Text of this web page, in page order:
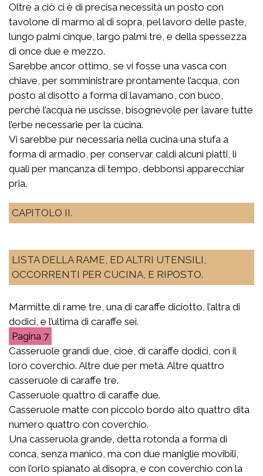
Oltre a ciò ci è di precisa necessità un posto con
tavolone di marmo al di sopra, pel lavoro delle paste,
lungo palmi cinque, largo palmi tre, e della spessezza
di once due e mezzo.
Sarebbe ancor ottimo, se vi fosse una vasca con
chiave, per somministrare prontamente l’acqua, con
posto al disotto a forma di lavamano, con buco,
perché l’acqua ne uscisse, bisognevole per lavare tutte
l’erbe necessarie per la cucina.
Vi sarebbe pur necessaria nella cucina una stufa a
forma di armadio, per conservar caldi alcuni piatti, li
quali per mancanza di tempo, debbonsi apparecchiar
pria.
CAPITOLO II.
LISTA DELLA RAME, ED ALTRI UTENSILI,
OCCORRENTI PER CUCINA, E RIPOSTO.
Marmitte di rame tre, una di caraffe diciotto, l’altra di
dodici, e l’ultima di caraffe sei.
7
Casseruole grandi due, cioè, di caraffe dodici, con il
loro coverchio. Altre due per metà. Altre quattro
casseruole di caraffe tre.
Casseruole quattro di caraffe due.
Casseruole matte con piccolo bordo alto quattro dita
numero quattro con coverchio.
Una casseruola grande, detta rotonda a forma di
conca, senza manico, ma con due maniglie movibili,
con l’orlo spianato al disopra, e con coverchio con la